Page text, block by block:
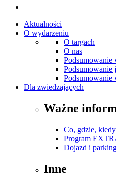
Aktualności
O wydarzeniu
O targach
O nas
Podsumowanie
Podsumowanie
Podsumowanie
Dla zwiedzających
Ważne
Co, gdzie,
Program
Dojazd i parking
Inne